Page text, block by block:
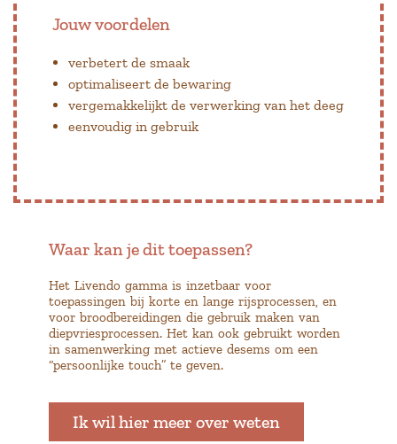
Jouw voordelen
verbetert de smaak
optimaliseert de bewaring
vergemakkelijkt de verwerking van het deeg
eenvoudig in gebruik
Waar kan je dit toepassen?
Het Livendo gamma is inzetbaar voor
toepassingen bij korte en lange rijsprocessen, en
voor broodbereidingen die gebruik maken van
diepvriesprocessen. Het kan ook gebruikt worden
in samenwerking met actieve desems om een
“persoonlijke touch” te geven.
Ik wil hier meer over weten